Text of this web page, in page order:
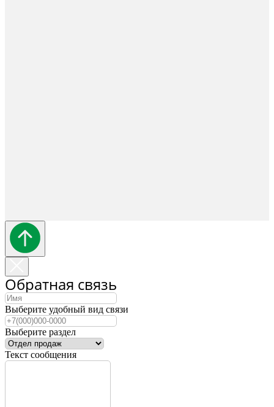
Обратная связь
Выберите удобный вид связи
Выберите раздел
Текст сообщения